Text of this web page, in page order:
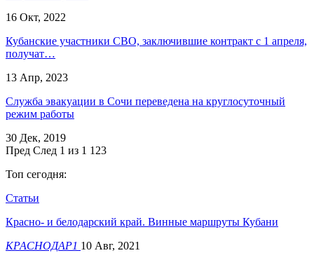
16 Окт, 2022
Кубанские участники СВО, заключившие контракт с 1 апреля,
получат…
13 Апр, 2023
Служба эвакуации в Сочи переведена на круглосуточный
режим работы
30 Дек, 2019
Пред След 1 из 1 123
Топ сегодня:
Статьи
Красно- и белодарский край. Винные маршруты Кубани
КРАСНОДАР1 10 Авг, 2021